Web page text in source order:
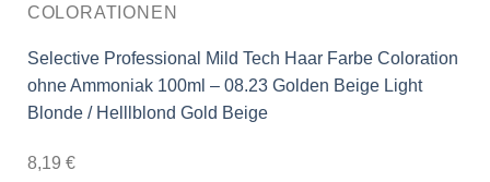
COLORATIONEN
Selective Professional Mild Tech Haar Farbe Coloration
ohne Ammoniak 100ml – 08.23 Golden Beige Light
Blonde / Helllblond Gold Beige
8,19 €